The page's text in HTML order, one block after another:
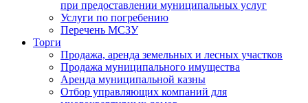
при предоставлении муниципальных услуг
Услуги по погребению
Перечень МСЗУ
Торги
Продажа, аренда земельных и лесных участков
Продажа муниципального имущества
Аренда муниципальной казны
Отбор управляющих компаний для